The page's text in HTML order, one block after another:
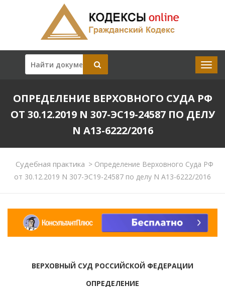
ОПРЕДЕЛЕНИЕ ВЕРХОВНОГО СУДА РФ
ОТ 30.12.2019 N 307-ЭС19-24587 ПО ДЕЛУ
N А13-6222/2016
Судебная практика >Определение Верховного Суда РФ
от 30.12.2019 N 307-ЭС19-24587 по делу N А13-6222/2016
ВЕРХОВНЫЙ СУД РОССИЙСКОЙ ФЕДЕРАЦИИ
ОПРЕДЕЛЕНИЕ